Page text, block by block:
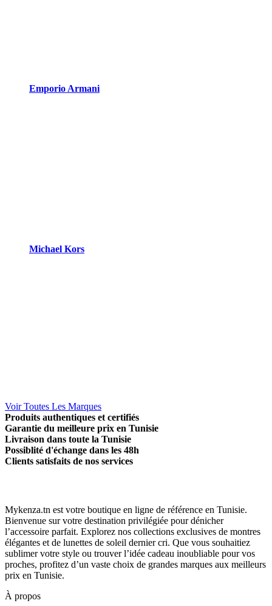
Emporio Armani
Michael Kors
Voir Toutes Les Marques
Produits authentiques et certifiés
Garantie du meilleure prix en Tunisie
Livraison dans toute la Tunisie
Possiblité d'échange dans les 48h
Clients satisfaits de nos services
Mykenza.tn est votre boutique en ligne de référence en Tunisie.
Bienvenue sur votre destination privilégiée pour dénicher
l’accessoire parfait. Explorez nos collections exclusives de montres
élégantes et de lunettes de soleil dernier cri. Que vous souhaitiez
sublimer votre style ou trouver l’idée cadeau inoubliable pour vos
proches, profitez d’un vaste choix de grandes marques aux meilleurs
prix en Tunisie.
À propos